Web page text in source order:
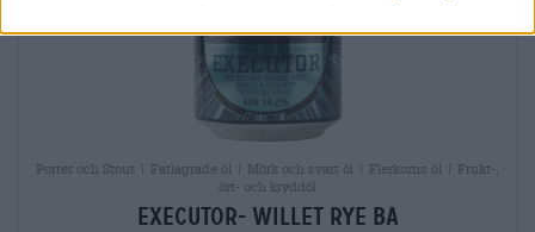
Porter och Stout | Fatlagrade öl | Mörk och svart öl | Flerkorns öl | Frukt-,
ört- och kryddöl
executor- willet rye ba